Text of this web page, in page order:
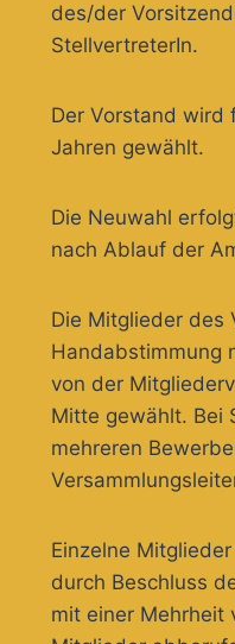
des/der
StellvertreterIn.
Der Vorstand wird
Jahren gewählt.
Die Neuwahl
nach Ablauf der
Die Mitglieder des
Handabstimmung
von der
Mitte gewählt. Bei
mehreren
Einzelne
durch Beschluss
mit einer Mehrheit